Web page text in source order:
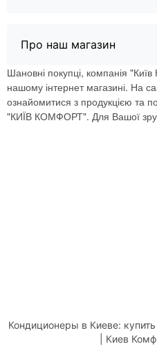
Про наш магазин
Шановні покупці, компанія
нашому інтернет магазині. На
ознайомитися з продукцією та
"КИЇВ КОМФОРТ". Для Вашої
Кондиционеры в Киеве:
| Киев